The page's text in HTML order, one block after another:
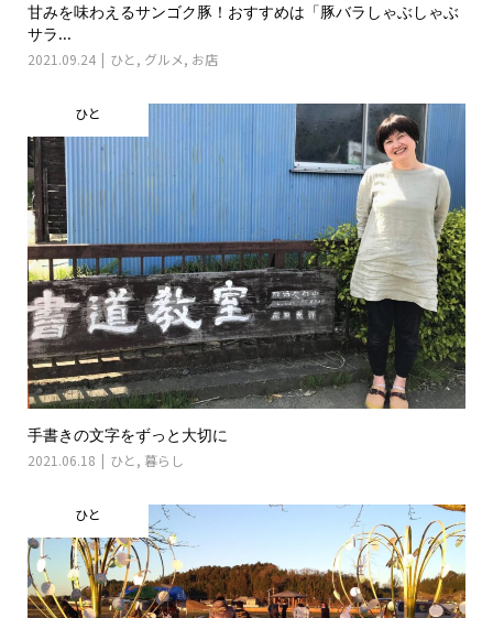
甘みを味わえるサンゴク豚！おすすめは「豚バラしゃぶしゃぶ
サラ...
2021.09.24 ひと , グルメ, お店
ひと
手書きの文字をずっと大切に
2021.06.18 ひと , 暮らし
ひと